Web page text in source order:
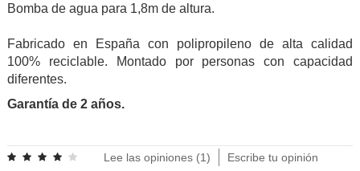
Bomba de agua para 1,8m de altura.
Fabricado en España con polipropileno de alta calidad
100% reciclable. Montado por personas con capacidad
diferentes.
Garantía de 2 años.
Lee las opiniones (1) Escribe tu opinión